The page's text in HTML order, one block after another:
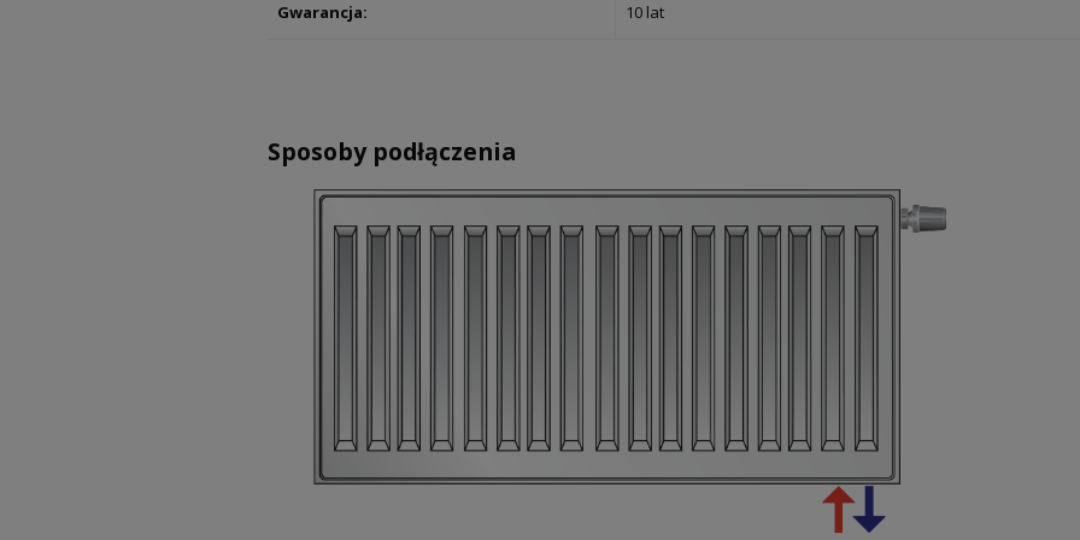
Gwarancja: 10 lat
Sposoby podłączenia